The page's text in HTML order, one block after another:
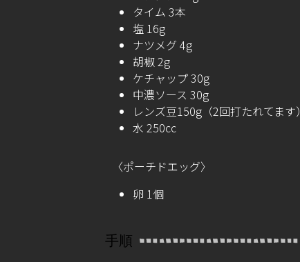
タイム 3本
塩 16g
ナツメグ 4g
胡椒 2g
ケチャップ 30g
中濃ソース 30g
レンズ豆150g（2回打たれてます）
水 250cc
〈ポーチドエッグ〉
卵 1個
手順